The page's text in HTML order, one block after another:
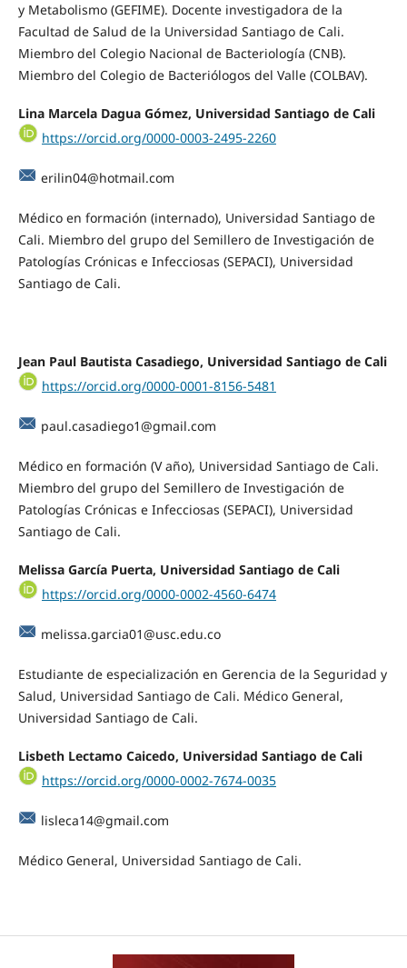
y Metabolismo (GEFIME). Docente investigadora de la
Facultad de Salud de la Universidad Santiago de Cali.
Miembro del Colegio Nacional de Bacteriología (CNB).
Miembro del Colegio de Bacteriólogos del Valle (COLBAV).
Lina Marcela Dagua Gómez, Universidad Santiago de Cali
https://orcid.org/0000-0003-2495-2260
erilin04@hotmail.com
Médico en formación (internado), Universidad Santiago de
Cali. Miembro del grupo del Semillero de Investigación de
Patologías Crónicas e Infecciosas (SEPACI), Universidad
Santiago de Cali.
Jean Paul Bautista Casadiego, Universidad Santiago de Cali
https://orcid.org/0000-0001-8156-5481
paul.casadiego1@gmail.com
Médico en formación (V año), Universidad Santiago de Cali.
Miembro del grupo del Semillero de Investigación de
Patologías Crónicas e Infecciosas (SEPACI), Universidad
Santiago de Cali.
Melissa García Puerta, Universidad Santiago de Cali
https://orcid.org/0000-0002-4560-6474
melissa.garcia01@usc.edu.co
Estudiante de especialización en Gerencia de la Seguridad y
Salud, Universidad Santiago de Cali. Médico General,
Universidad Santiago de Cali.
Lisbeth Lectamo Caicedo, Universidad Santiago de Cali
https://orcid.org/0000-0002-7674-0035
lisleca14@gmail.com
Médico General, Universidad Santiago de Cali.